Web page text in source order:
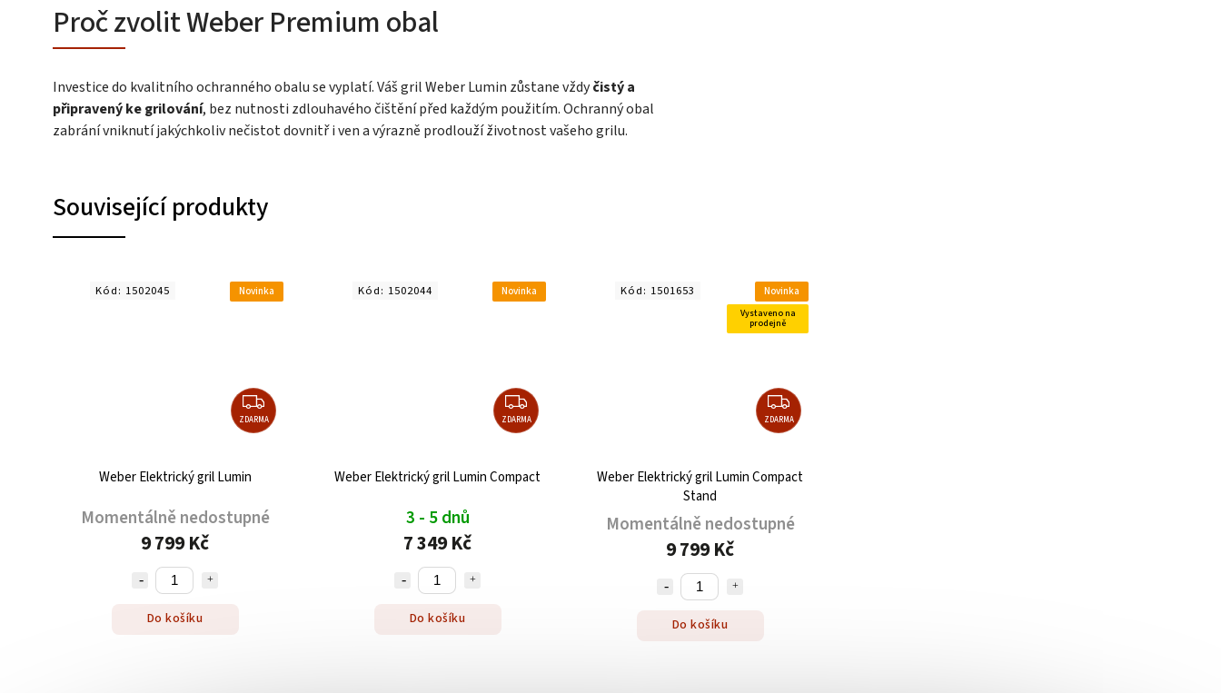
Proč zvolit Weber Premium obal
Investice do kvalitního ochranného obalu se vyplatí. Váš gril Weber Lumin zůstane vždyčistý a
připravený ke grilování, bez nutnosti zdlouhavého čištění před každým použitím. Ochranný obal
zabrání vniknutí jakýchkoliv nečistot dovnitř i ven a výrazně prodlouží životnost vašeho grilu.
Související produkty
Novinka
ZDARMA
Weber Elektrický gril Lumin
Momentálně nedostupné
9 799 Kč
Do košíku
Kód: 1502045 Novinka
ZDARMA
Weber Elektrický gril Lumin Compact
3 - 5 dnů
7 349 Kč
Do košíku
Kód: 1502044 Novinka
Vystaveno na
prodejně
ZDARMA
Weber Elektrický gril Lumin Compact
Stand
Momentálně nedostupné
9 799 Kč
Do košíku
Kód: 1501653